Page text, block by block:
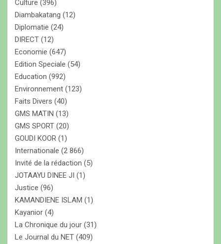
Culture (396)
Diambakatang (12)
Diplomatie (24)
DIRECT (12)
Economie (647)
Edition Speciale (54)
Education (992)
Environnement (123)
Faits Divers (40)
GMS MATIN (13)
GMS SPORT (20)
GOUDI KOOR (1)
Internationale (2 866)
Invité de la rédaction (5)
JOTAAYU DINEE JI (1)
Justice (96)
KAMANDIENE ISLAM (1)
Kayanior (4)
La Chronique du jour (31)
Le Journal du NET (409)